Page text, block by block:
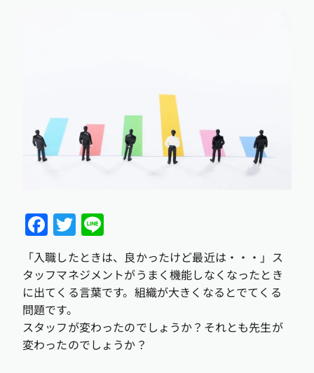
Facebook
Twitter
「入職したときは、良かったけど最近は・・・」ス
タッフマネジメントがうまく機能しなくなったとき
に出てくる言葉です。組織が大きくなるとでてくる
問題です。
スタッフが変わったのでしょうか？それとも先生が
変わったのでしょうか？